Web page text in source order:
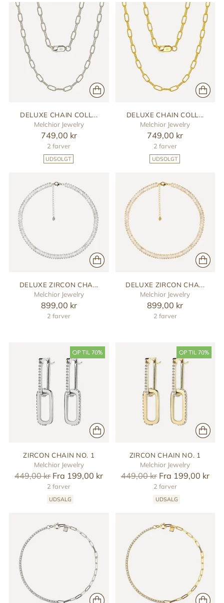
DELUXE CHAIN COLL...
Melchior Jewelry
749,00 kr
2 farver
UDSOLGT
DELUXE CHAIN COLL...
Melchior Jewelry
749,00 kr
2 farver
UDSOLGT
DELUXE ZIRCON CHA...
Melchior Jewelry
899,00 kr
2 farver
DELUXE ZIRCON CHA...
Melchior Jewelry
899,00 kr
2 farver
ZIRCON CHAIN NO. 1
Melchior Jewelry
Reguler
449,00 krFra 199,00 kr
2 farver
UDSALG
ZIRCON CHAIN NO. 1
Melchior Jewelry
Reguler
449,00 krFra 199,00 kr
2 farver
UDSALG